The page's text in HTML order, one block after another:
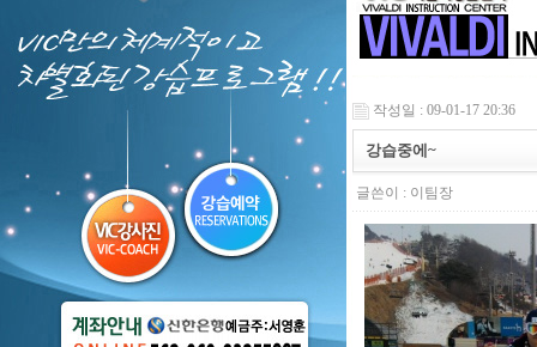
작성일 : 09-01-17 20:36
강습중에~
글쓴이 : 이팀장